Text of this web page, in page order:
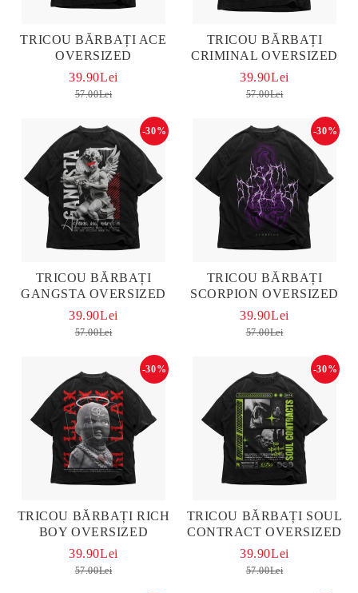
TRICOU BĂRBAȚI ACE
OVERSIZED
39.90Lei
57.00Lei
TRICOU BĂRBAȚI
CRIMINAL OVERSIZED
39.90Lei
57.00Lei
TRICOU BĂRBAȚI
GANGSTA OVERSIZED
-30%
39.90Lei
57.00Lei
TRICOU BĂRBAȚI
SCORPION OVERSIZED
-30%
39.90Lei
57.00Lei
TRICOU BĂRBAȚI RICH
BOY OVERSIZED
-30%
39.90Lei
57.00Lei
TRICOU BĂRBAȚI SOUL
CONTRACT OVERSIZED
-30%
39.90Lei
57.00Lei